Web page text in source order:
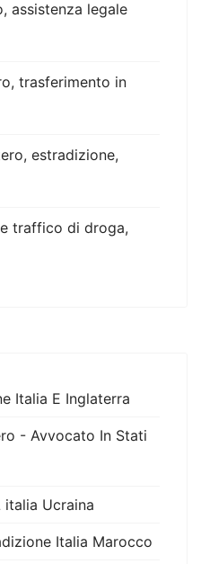
assistenza legale
trasferimento in
estradizione,
traffico di droga,
Italia E Inglaterra
- Avvocato In Stati
italia Ucraina
Italia Marocco